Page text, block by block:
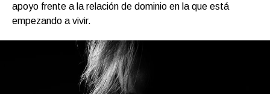
apoyo frente a la relación de dominio en la que está
empezando a vivir.